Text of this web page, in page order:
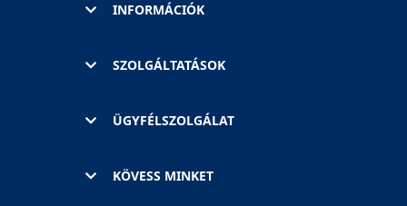
INFORMÁCIÓK
SZOLGÁLTATÁSOK
ÜGYFÉLSZOLGÁLAT
KÖVESS MINKET